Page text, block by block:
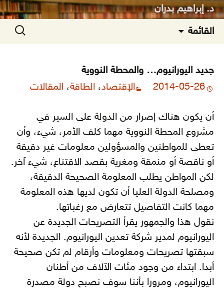
د. إبراهيم بدران
القائمة
إلى
البحث
عن:
جديد اليورانيوم… والمحطة النووية
2014-05-26
الإقتصاد، الطاقة، المقالات
أن يكون هناك إصرار من الدولة على السير في
مشروع المحطة النووية مهما كلف الأمر، شيء، وأن
تعطى للمواطنين والمسؤولين معلومات غير دقيقة
أو ناقصة أو منمقة ومغرية بقصد الاقتناع، شيء آخر.
لكن المواطن يطلب المعلومة الصحيحة الدقيقة،
ومصلحة الدولة العليا أن تكون لديها هذه المعلومة
مهما كانت التفاصيل تتعارض مع رغباتها.
نقول هذا والجمهور يقرأ التصريحات الجديدة عن
اليورانيوم لمدير شركة تعدين اليورانيوم. الجديدة لأنه
سبقتها تصريحات ومعلومات وأرقام لم تكن صحيحة
أبدا. ابتداء من وجود مئات الآلاف من أطنان
اليورانيوم، ومرورا بأننا سوف نصبح دولة مصدرة